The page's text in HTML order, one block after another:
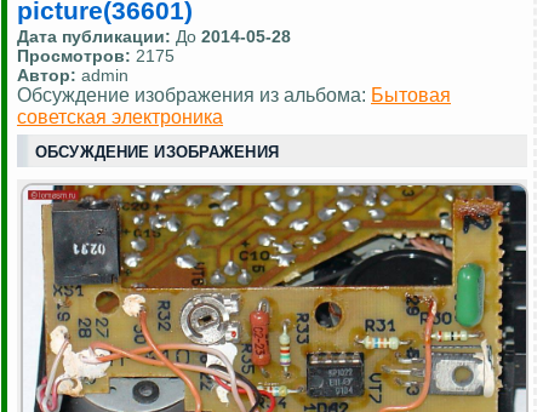
picture(36601)
Дата публикации: До 2014-05-28
Просмотров: 2175
Автор: admin
Обсуждение изображения из альбома: Бытовая
советская электроника
ОБСУЖДЕНИЕ ИЗОБРАЖЕНИЯ